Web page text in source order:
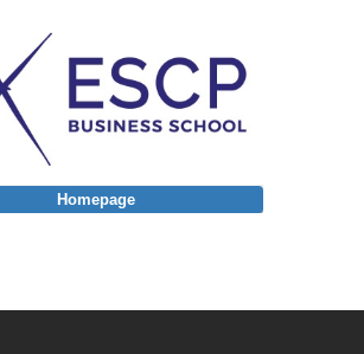
Homepage